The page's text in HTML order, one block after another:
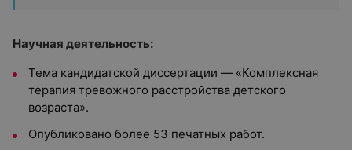
Научная деятельность:
Тема кандидатской диссертации — «Комплексная
терапия тревожного расстройства детского
возраста».
Опубликовано более 53 печатных работ.